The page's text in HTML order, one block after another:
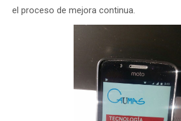
el proceso de mejora continua.